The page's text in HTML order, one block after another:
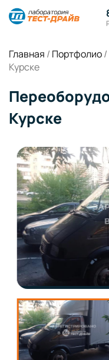
Главная / Портфолио/
Курске
Курске